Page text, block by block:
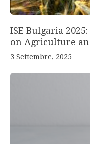
ISE Bulgaria
on Agriculture
3 Settembre, 2025